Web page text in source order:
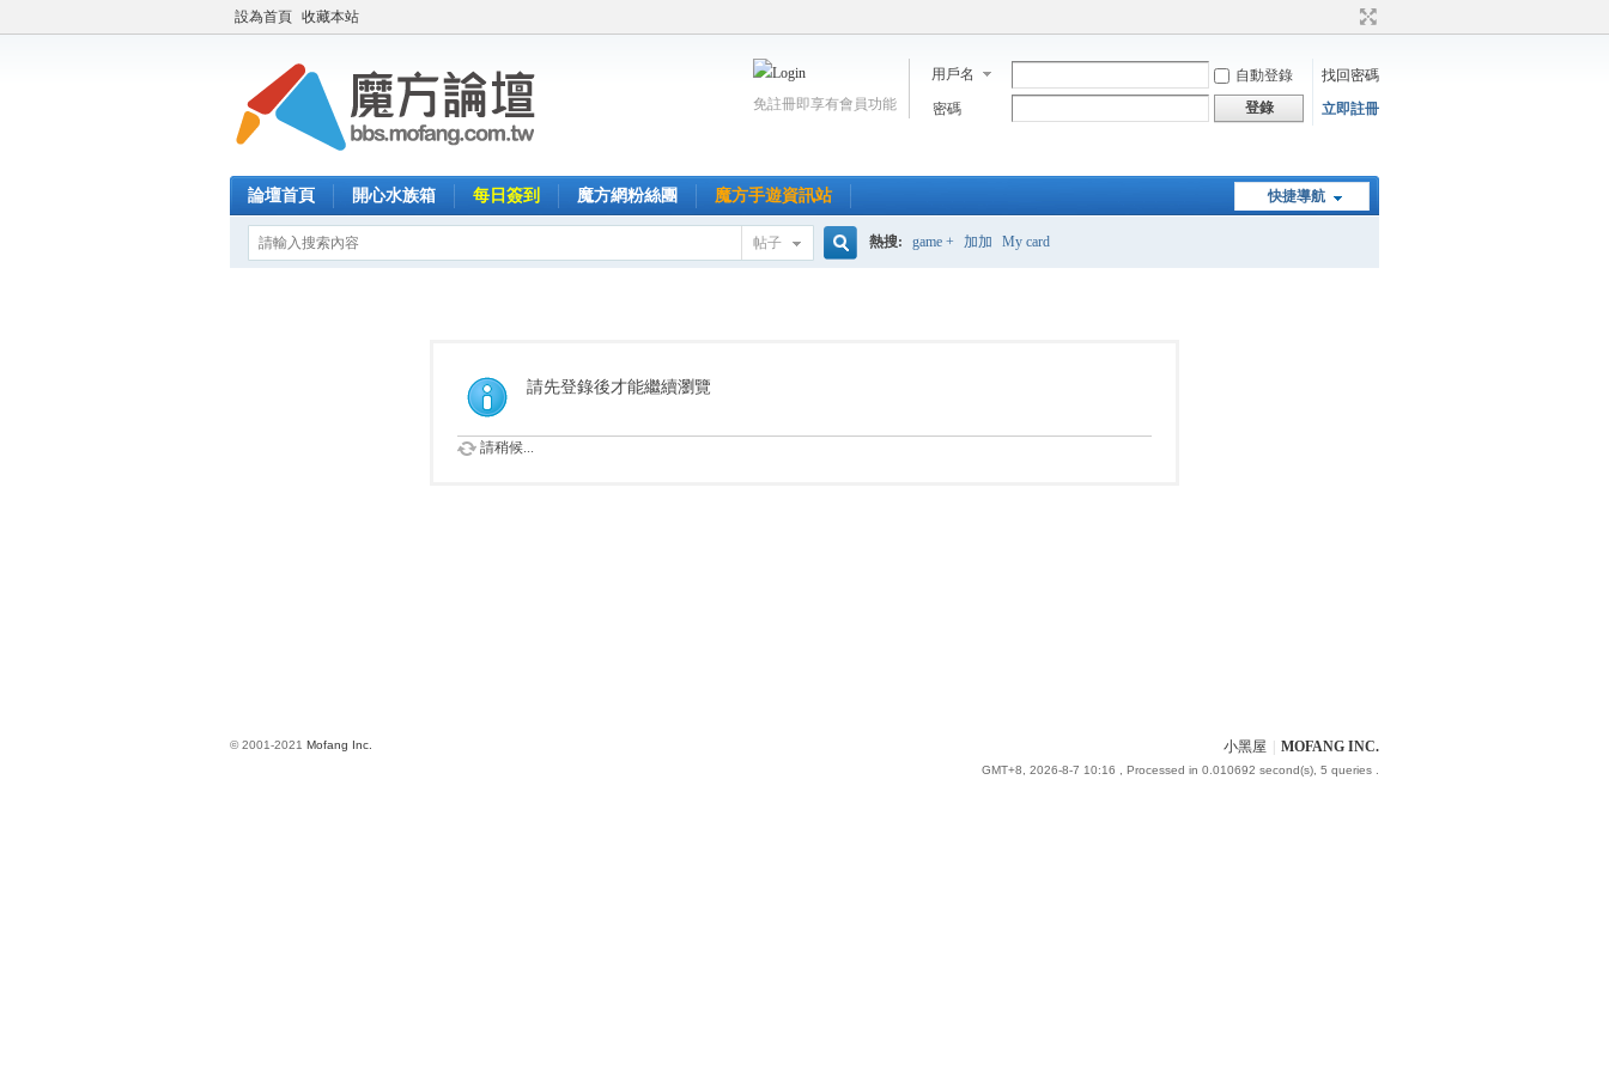
設為首頁 收藏本站
用戶名 自動登錄
找回密碼
密碼
登錄 立即註冊
免註冊即享有會員功能
快捷導航
論壇首頁 開心水族箱 每日簽到 魔方網粉絲團 魔方手遊資訊站
帖子 熱搜: game + 加加 My card
請先登錄後才能繼續瀏覽
請稍候...
小黑屋 MOFANG INC.
GMT+8, 2026-8-7 10:16 , Processed in 0.010692 second(s), 5 queries .
© 2001-2021 Mofang Inc.